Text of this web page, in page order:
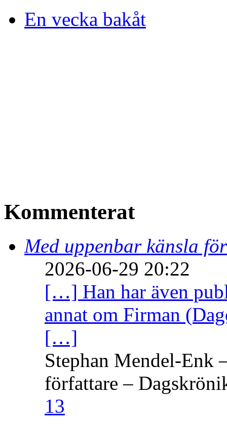
En vecka bakåt
Kommenterat
Med uppenbar känsla
2026-06-29 20:22
[…] Han har även
annat om Firman
[…]
Stephan Mendel-Enk
författare –
13